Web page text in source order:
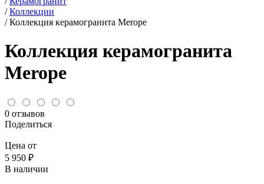
/ Коллекции
/ Коллекция керамогранита Merope
Коллекция керамогранита
Merope
0 отзывов
Поделиться
Цена от
5 950 ₽
В наличии